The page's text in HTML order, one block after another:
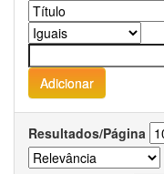
Resultados/Página